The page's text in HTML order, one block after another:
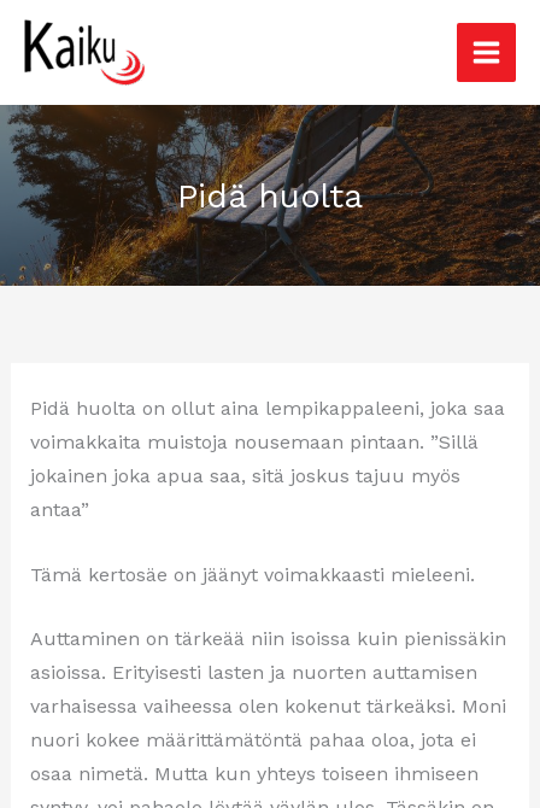
Siirry
sisältöön
Pidä huolta
Pidä huolta on ollut aina lempikappaleeni, joka saa
voimakkaita muistoja nousemaan pintaan. ”Sillä
jokainen joka apua saa, sitä joskus tajuu myös
antaa”
Tämä kertosäe on jäänyt voimakkaasti mieleeni.
Auttaminen on tärkeää niin isoissa kuin pienissäkin
asioissa. Erityisesti lasten ja nuorten auttamisen
varhaisessa vaiheessa olen kokenut tärkeäksi. Moni
nuori kokee määrittämätöntä pahaa oloa, jota ei
osaa nimetä. Mutta kun yhteys toiseen ihmiseen